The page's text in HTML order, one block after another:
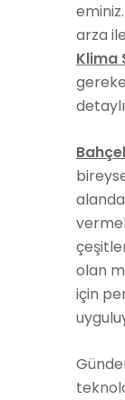
arza
Klima
olan
için